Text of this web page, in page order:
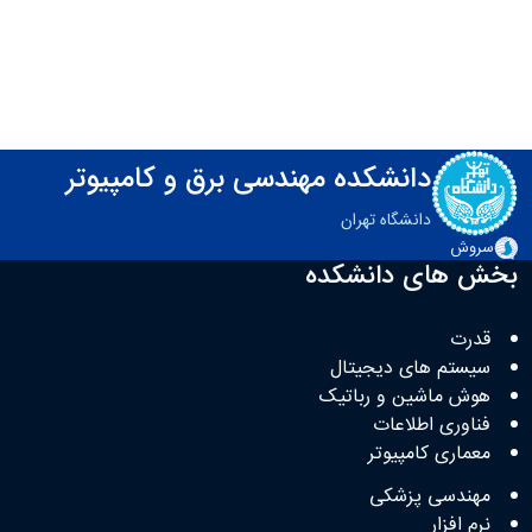
دانشکده مهندسی برق و کامپیوتر
دانشگاه تهران
سروش
بخش های دانشکده
قدرت
سیستم های دیجیتال
هوش ماشین و رباتیک
فناوری اطلاعات
معماری کامپیوتر
مهندسی پزشکی
نرم افزار